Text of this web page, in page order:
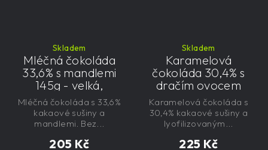
Skladem
Mléčná čokoláda
33,6% s mandlemi
145g - velká,
řemeslná,
exkluzivní, dárková
205 Kč
Mléčná čokoláda s 33,6%
kakaové sušiny a
mandlemi. Bez...
Skladem
Karamelová
čokoláda 30,4% s
dračím ovocem
125g - velká,
řemeslná,
exkluzivní, dárková
225 Kč
Karamelová čokoláda s
30,4% kakaové sušiny a
lyofilizovaným...